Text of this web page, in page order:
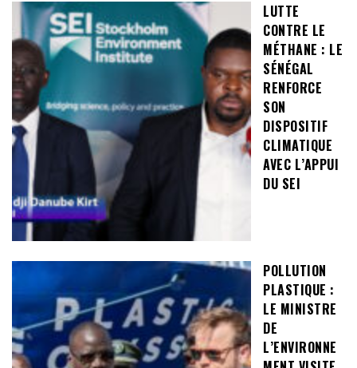
LUTTE
CONTRE LE
MÉTHANE : LE
SÉNÉGAL
RENFORCE
SON
DISPOSITIF
CLIMATIQUE
AVEC L’APPUI
DU SEI
POLLUTION
PLASTIQUE :
LE MINISTRE
DE
L’ENVIRONNE